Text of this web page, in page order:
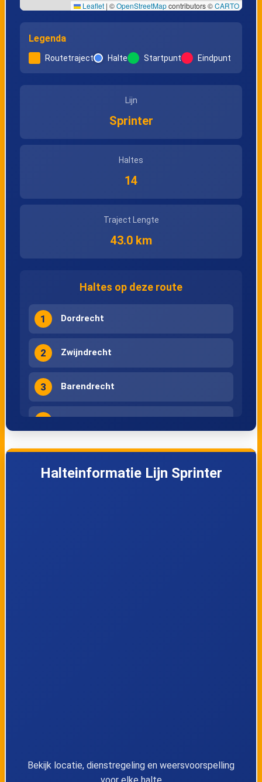
Leaflet | ©OpenStreetMapcontributors ©CARTO
Legenda
Routetraject Halte Startpunt Eindpunt
Lijn
Sprinter
Haltes
14
Traject Lengte
43.0 km
Haltes op deze route
1 Dordrecht
2 Zwijndrecht
3 Barendrecht
4 Rotterdam Lombardijen
5 Rotterdam Zuid
14 Den Haag Centraal
Halteinformatie Lijn Sprinter
Bekijk locatie, dienstregeling en weersvoorspelling